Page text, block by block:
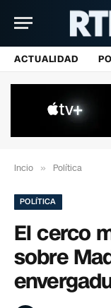
ACTUALIDAD
Incio » Política
POLÍTICA
El cerco
sobre